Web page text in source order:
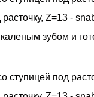
зубом и